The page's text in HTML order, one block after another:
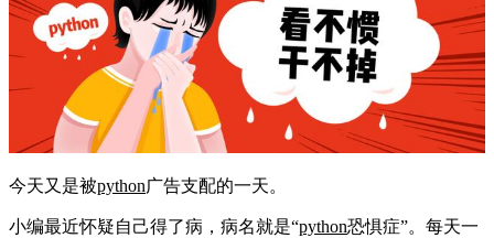
今天又是被python广告支配的一天。
小编最近怀疑自己得了病，病名就是“python恐惧症”。每天一